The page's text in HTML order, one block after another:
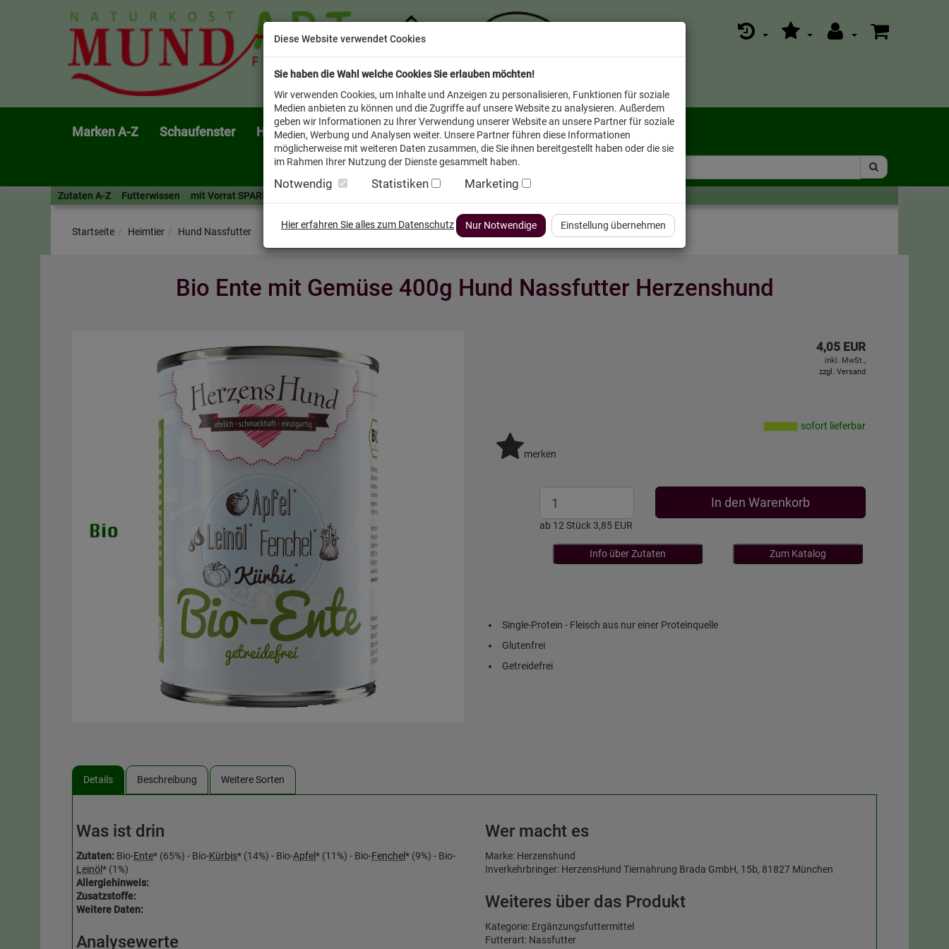
Marken A-Z Schaufenster Heimtier
Zutaten A-Z Futterwissen mit Vorrat SPAREN
Startseite Heimtier Hund Nassfutter
Bio Ente mit Gemüse 400g Hund Nassfutter Herzenshund
4,05 EUR
inkl. MwSt.,
zzgl. Versand
sofort lieferbar
merken
ab 12 Stück 3,85 EUR
In den Warenkorb
Info über Zutaten Zum Katalog
Single-Protein - Fleisch aus nur einer Proteinquelle
Glutenfrei
Getreidefrei
Details Beschreibung Weitere Sorten
Was ist drin
Zutaten: Bio-Ente* (65%) - Bio-Kürbis* (14%) - Bio-Apfel* (11%) - Bio-Fenchel* (9%) - Bio-
Leinöl* (1%)
Allergiehinweis:
Zusatzstoffe:
Weitere Daten:
Analysewerte
Wer macht es
Marke: Herzenshund
Inverkehrbringer: HerzensHund Tiernahrung Brada GmbH, 15b, 81827 München
Weiteres über das Produkt
Kategorie: Ergänzungsfuttermittel
Futterart: Nassfutter
Diese Website verwendet Cookies
Sie haben die Wahl welche Cookies Sie erlauben möchten!
Wir verwenden Cookies, um Inhalte und Anzeigen zu personalisieren, Funktionen für soziale
Medien anbieten zu können und die Zugriffe auf unsere Website zu analysieren. Außerdem
geben wir Informationen zu Ihrer Verwendung unserer Website an unsere Partner für soziale
Medien, Werbung und Analysen weiter. Unsere Partner führen diese Informationen
möglicherweise mit weiteren Daten zusammen, die Sie ihnen bereitgestellt haben oder die sie
im Rahmen Ihrer Nutzung der Dienste gesammelt haben.
Notwendig Statistiken Marketing
Hier erfahren Sie alles zum Datenschutz Nur Notwendige Einstellung übernehmen